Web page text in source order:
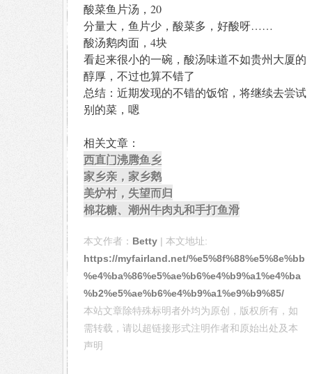
酸菜鱼片汤，20
分量大，鱼片少，酸菜多，好酸呀……
酸汤鹅肉面，4块
看起来很小的一碗，酸汤味道不如贵州大厦的
醇厚，不过也算不错了
总结：近期发现的不错的饭馆，将继续去尝试
别的菜，嗯
相关文章：
西直门沸腾鱼乡
家乡亲，家乡鹅
美炉村，失望而归
棉花糖、潮州牛肉丸和手打鱼滑
本文作者： Betty | 本文地址:
https://myfairland.net/%e5%8f%88%e5%8e%bb
%e4%ba%86%e5%ae%b6%e4%b9%a1%e4%ba
%b2%e5%ae%b6%e4%b9%a1%e9%b9%85/
本站文章除特殊标明者外均为原创，版权所有，如
需转载，请以超链接形式注明作者和原始出处及本
声明